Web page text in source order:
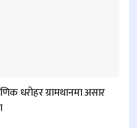
धरोहर ग्रामथानमा असार